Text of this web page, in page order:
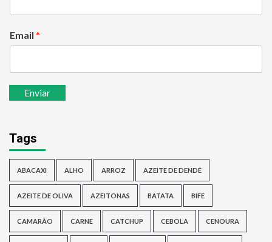
Email *
Enviar
Tags
ABACAXI ALHO ARROZ AZEITE DE DENDÊ
AZEITE DE OLIVA AZEITONAS BATATA BIFE
CAMARÃO CARNE CATCHUP CEBOLA CENOURA